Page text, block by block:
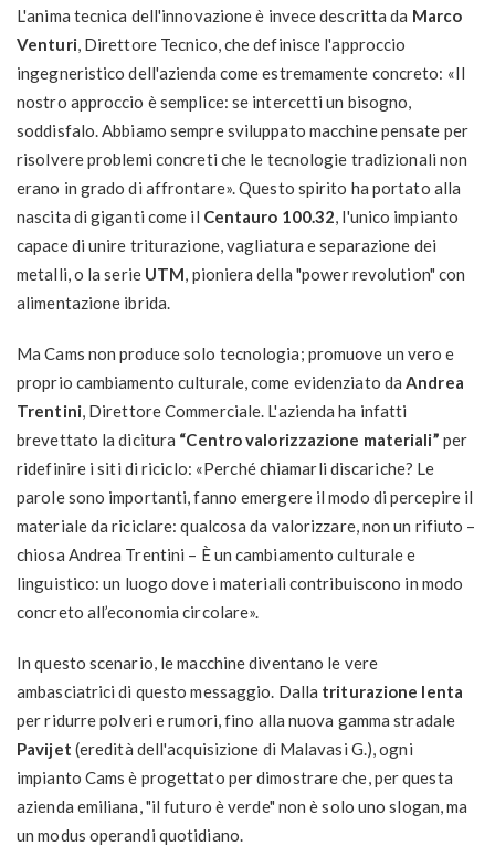
L'anima tecnica dell'innovazione è invece descritta da Marco
Venturi, Direttore Tecnico, che definisce l'approccio
ingegneristico dell'azienda come estremamente concreto: «Il
nostro approccio è semplice: se intercetti un bisogno,
soddisfalo. Abbiamo sempre sviluppato macchine pensate per
risolvere problemi concreti che le tecnologie tradizionali non
erano in grado di affrontare». Questo spirito ha portato alla
nascita di giganti come il Centauro 100.32, l'unico impianto
capace di unire triturazione, vagliatura e separazione dei
metalli, o la serie UTM, pioniera della "power revolution" con
alimentazione ibrida.
Ma Cams non produce solo tecnologia; promuove un vero e
proprio cambiamento culturale, come evidenziato daAndrea
Trentini, Direttore Commerciale. L'azienda ha infatti
brevettato la dicitura “Centro valorizzazione materiali” per
ridefinire i siti di riciclo: «Perché chiamarli discariche? Le
parole sono importanti, fanno emergere il modo di percepire il
materiale da riciclare: qualcosa da valorizzare, non un rifiuto –
chiosa Andrea Trentini – È un cambiamento culturale e
linguistico: un luogo dove i materiali contribuiscono in modo
concreto all’economia circolare».
In questo scenario, le macchine diventano le vere
ambasciatrici di questo messaggio. Dalla triturazione lenta
per ridurre polveri e rumori, fino alla nuova gamma stradale
Pavijet (eredità dell'acquisizione di Malavasi G.), ogni
impianto Cams è progettato per dimostrare che, per questa
azienda emiliana, "il futuro è verde" non è solo uno slogan, ma
un modus operandi quotidiano.